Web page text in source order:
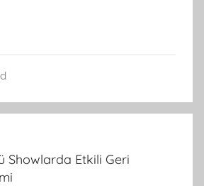
Showlarda Etkili Geri